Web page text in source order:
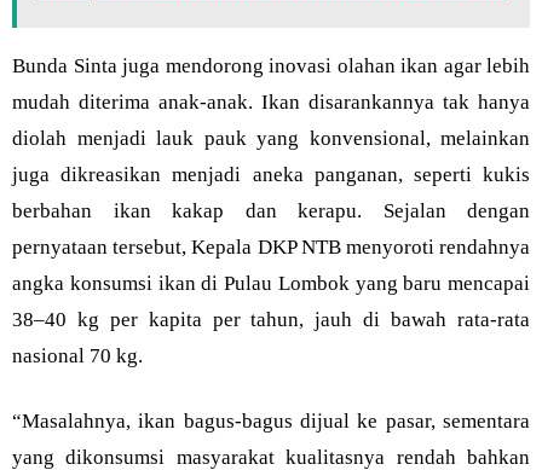
Bunda Sinta juga mendorong inovasi olahan ikan agar lebih
mudah diterima anak-anak. Ikan disarankannya tak hanya
diolah menjadi lauk pauk yang konvensional, melainkan
juga dikreasikan menjadi aneka panganan, seperti kukis
berbahan ikan kakap dan kerapu. Sejalan dengan
pernyataan tersebut, Kepala DKP NTB menyoroti rendahnya
angka konsumsi ikan di Pulau Lombok yang baru mencapai
38–40 kg per kapita per tahun, jauh di bawah rata-rata
nasional 70 kg.
“Masalahnya, ikan bagus-bagus dijual ke pasar, sementara
yang dikonsumsi masyarakat kualitasnya rendah bahkan